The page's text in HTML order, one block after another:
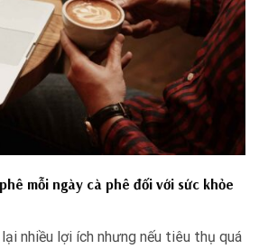
mỗi ngày cà phê đối với sức khỏe
nhiều lợi ích nhưng nếu tiêu thụ quá